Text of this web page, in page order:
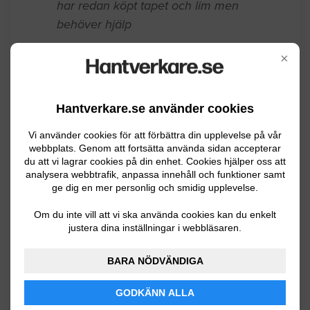
×
Hantverkare.se använder cookies
Vi använder cookies för att förbättra din upplevelse på vår
webbplats. Genom att fortsätta använda sidan accepterar
du att vi lagrar cookies på din enhet. Cookies hjälper oss att
analysera webbtrafik, anpassa innehåll och funktioner samt
ge dig en mer personlig och smidig upplevelse.
Om du inte vill att vi ska använda cookies kan du enkelt
justera dina inställningar i webbläsaren.
BARA NÖDVÄNDIGA
GODKÄNN ALLA
Har ett vardagsrum 420x390 ungefär
som behöver tapetseras omgående. Jag
har redan köpt tapet och lim men
Örebro 11.12.2024 10:54
Tapet / Tapetsera
Ommålning av hall samt intilliggande
vägg totalt. Det är en mörkröd färg idag.
Tapet / Tapetsera